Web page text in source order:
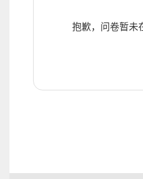
抱歉，问卷暂未